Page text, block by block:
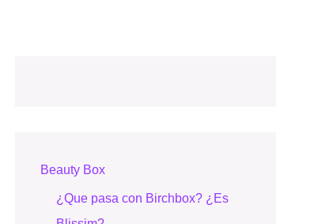
Beauty Box
¿Que pasa con Birchbox? ¿Es